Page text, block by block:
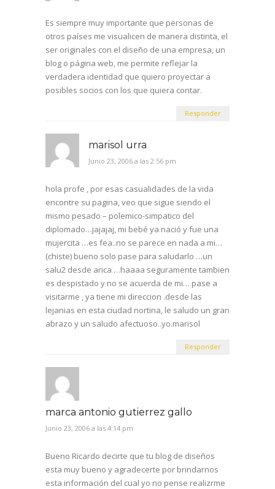
Es siempre muy importante que personas de
otros países me visualicen de manera distinta, el
ser originales con el diseño de una empresa, un
blog o página web, me permite reflejar la
verdadera identidad que quiero proyectar a
posibles socios con los que quiera contar.
Responder
marisol urra
Junio 23, 2006 a las 2:56 pm
hola profe , por esas casualidades de la vida
encontre su pagina, veo que sigue siendo el
mismo pesado – polemico-simpatico del
diplomado…jajajaj, mi bebé ya nació y fue una
mujercita …es fea..no se parece en nada a mi…
(chiste) bueno solo pase para saludarlo …un
salu2 desde arica …haaaa seguramente tambien
es despistado y no se acuerda de mi… pase a
visitarme , ya tiene mi direccion .desde las
lejanias en esta ciudad nortina, le saludo un gran
abrazo y un saludo afectuoso..yo.marisol
Responder
marca antonio gutierrez gallo
Junio 23, 2006 a las 4:14 pm
Bueno Ricardo decirte que tu blog de diseños
esta muy bueno y agradecerte por brindarnos
esta información del cual yo no pense realizrme